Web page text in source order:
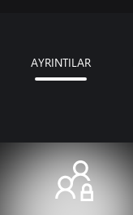
AYRINTILAR